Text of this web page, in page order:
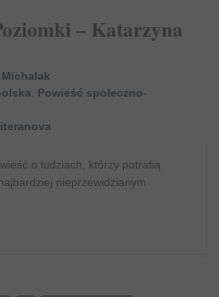
– Katarzyna
Powieść społeczno-
o ludziach, którzy potrafią
nieprzewidzianym